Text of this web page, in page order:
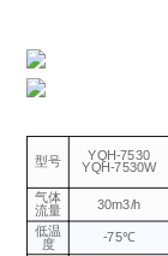
型号
YQH-7530
YQH-7530W
气体
流量
30m3/h
低温
度
-75℃